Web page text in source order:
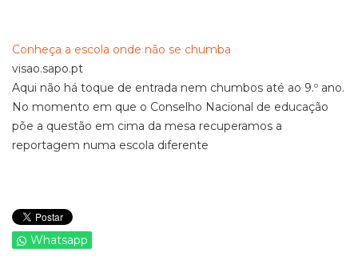
Conheça a escola onde não se chumba
visao.sapo.pt
Aqui não há toque de entrada nem chumbos até ao 9.º ano.
No momento em que o Conselho Nacional de educação
põe a questão em cima da mesa recuperamos a
reportagem numa escola diferente
Whatsapp